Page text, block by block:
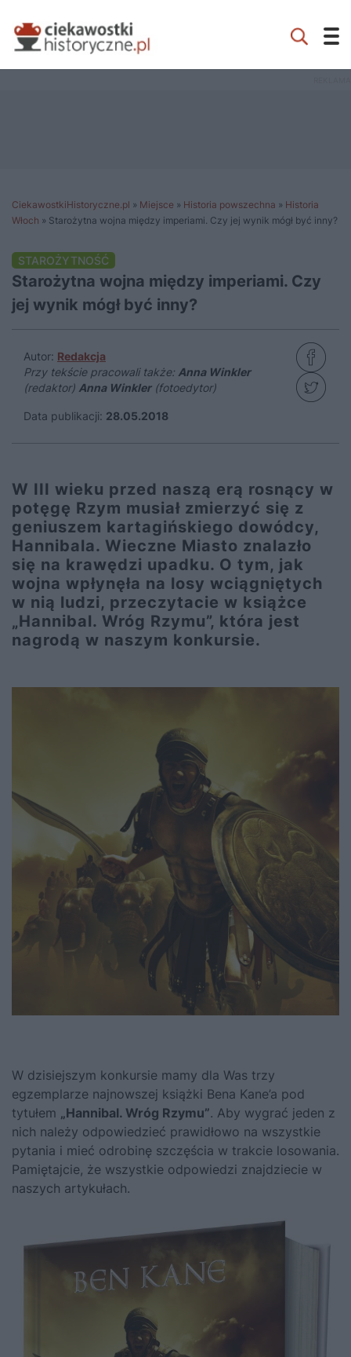
CiekawostkiHistoryczne.pl » Miejsce » Historia powszechna » Historia
Włoch » Starożytna wojna między imperiami. Czy jej wynik mógł być inny?
STAROŻYTNOŚĆ
Starożytna wojna między imperiami. Czy
jej wynik mógł być inny?
Autor: Redakcja
Przy tekście pracowali także: Anna Winkler
(redaktor) Anna Winkler(fotoedytor)
Data publikacji: 28.05.2018
W III wieku przed naszą erą rosnący w
potęgę Rzym musiał zmierzyć się z
geniuszem kartagińskiego dowódcy,
Hannibala. Wieczne Miasto znalazło
się na krawędzi upadku. O tym, jak
wojna wpłynęła na losy wciągniętych
w nią ludzi, przeczytacie w książce
„Hannibal. Wróg Rzymu”, która jest
nagrodą w naszym konkursie.
W dzisiejszym konkursie mamy dla Was trzy
egzemplarze najnowszej książki Bena Kane’a pod
tytułem „Hannibal. Wróg Rzymu”. Aby wygrać jeden z
nich należy odpowiedzieć prawidłowo na wszystkie
pytania i mieć odrobinę szczęścia w trakcie losowania.
Pamiętajcie, że wszystkie odpowiedzi znajdziecie w
naszych artykułach.